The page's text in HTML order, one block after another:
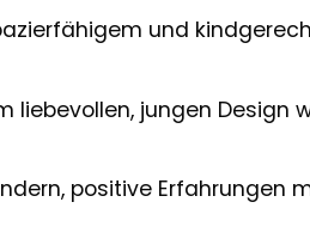
und
liebevollen, jungen Design
positive Erfahrungen